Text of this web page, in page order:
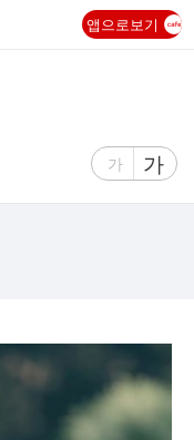
앱으로보기
글
가
글
자
가